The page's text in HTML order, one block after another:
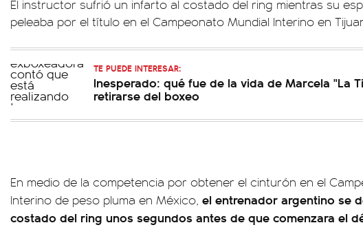
El instructor sufrió un infarto al costado del ring mientras su
peleaba por el título en el Campeonato Mundial Interino en
TE PUEDE INTERESAR:
Inesperado: qué fue de la vida de Marcela "La
retirarse del boxeo
En medio de la competencia por obtener el cinturón en el
Interino de peso pluma en México, el entrenador argentino se
costado del ring unos segundos antes de que comenzara el